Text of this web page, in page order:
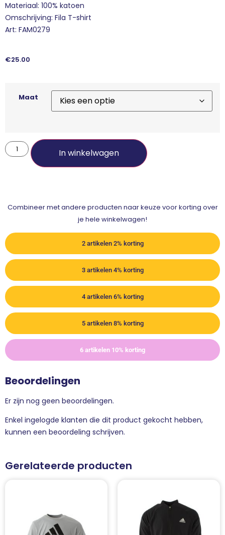
Materiaal: 100% katoen
Omschrijving: Fila T-shirt
Art: FAM0279
€25.00
Maat
In winkelwagen
Combineer met andere producten naar keuze voor korting over
je hele winkelwagen!
2 artikelen 2% korting
3 artikelen 4% korting
4 artikelen 6% korting
5 artikelen 8% korting
6 artikelen 10% korting
Beoordelingen
Er zijn nog geen beoordelingen.
Enkel ingelogde klanten die dit product gekocht hebben,
kunnen een beoordeling schrijven.
Gerelateerde producten